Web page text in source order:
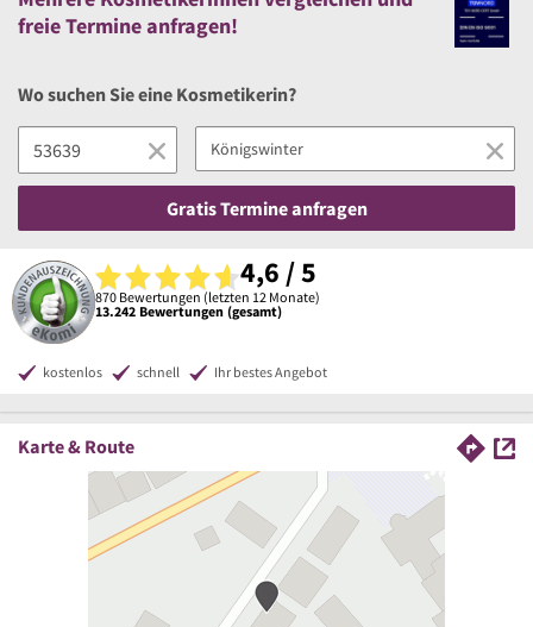
freieTermine anfragen!
Wo suchen Sie eine Kosmetikerin?
Gratis Termine anfragen
4,6 / 5
870 Bewertungen (letzten 12 Monate)
13.242 Bewertungen (gesamt)
kostenlos schnell Ihr bestes Angebot
Karte & Route